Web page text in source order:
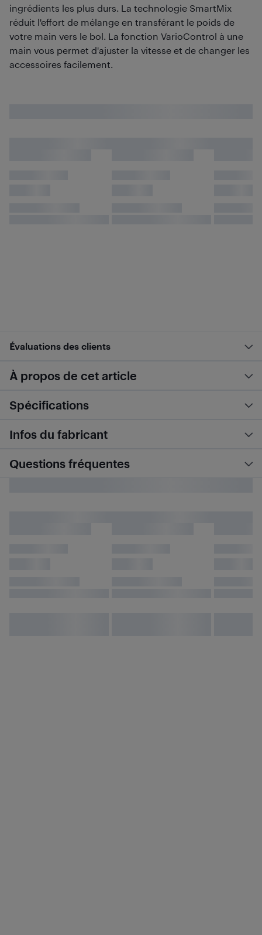
ingrédients les plus durs. La technologie SmartMix
réduit l'effort de mélange en transférant le poids de
votre main vers le bol. La fonction VarioControl à une
main vous permet d'ajuster la vitesse et de changer les
accessoires facilement.
Évaluations des clients
À propos de cet article
Spécifications
Infos du fabricant
Questions fréquentes